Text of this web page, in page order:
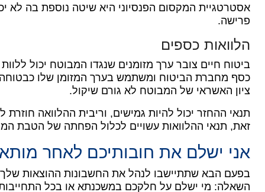
אסטרטגיית המקסום הפנסיוני היא שיטה נוספת בה לא
פרישה.
הלוואות כספים
ביטוח חיים צובר ערך מזומנים שנגדו המבוטח יכול
כסף מחברת הביטוח ומשתמש בערך המזומן שלו
ציון האשראי של המבוטח לא גורם שיקול.
תנאי ההחזר יכול להיות גמישים, וריבית ההלוואה
זאת, תנאי ההלוואות עשויים לכלול הפחתה של הטבת
אני ישלם את חובותיכם לאחר
בפעם הבא שתתיישבו לנהל את החשבונות ההוצאות
השאלה: מי ישלם על חלקכם במשכנתא או בכל